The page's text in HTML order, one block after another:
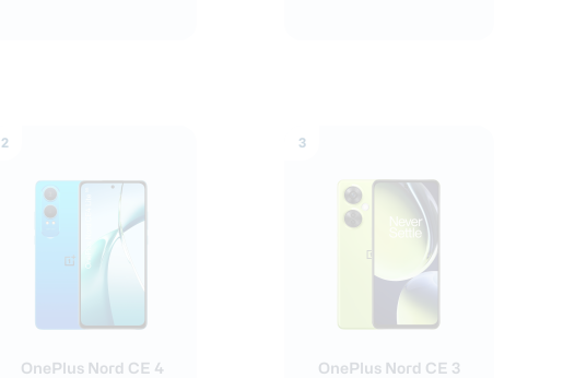
2
OnePlus Nord CE 4
3
OnePlus Nord CE 3